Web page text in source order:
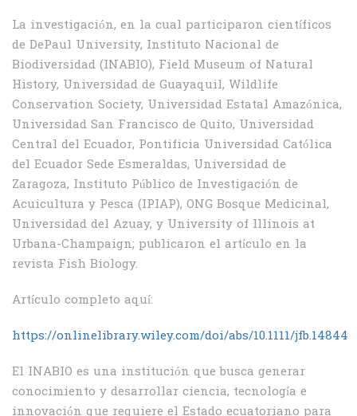
La investigación, en la cual participaron científicos
de DePaul University, Instituto Nacional de
Biodiversidad (INABIO), Field Museum of Natural
History, Universidad de Guayaquil, Wildlife
Conservation Society, Universidad Estatal Amazónica,
Universidad San Francisco de Quito, Universidad
Central del Ecuador, Pontificia Universidad Católica
del Ecuador Sede Esmeraldas, Universidad de
Zaragoza, Instituto Público de Investigación de
Acuicultura y Pesca (IPIAP), ONG Bosque Medicinal,
Universidad del Azuay, y University of Illinois at
Urbana-Champaign; publicaron el artículo en la
revista Fish Biology.
Artículo completo aquí:
https://onlinelibrary.wiley.com/doi/abs/10.1111/jfb.14844
El INABIO es una institución que busca generar
conocimiento y desarrollar ciencia, tecnología e
innovación que requiere el Estado ecuatoriano para